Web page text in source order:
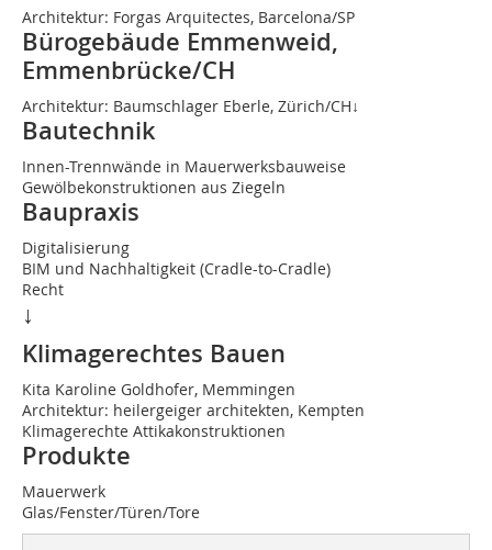
Architektur: Forgas Arquitectes, Barcelona/SP
Bürogebäude Emmenweid,
Emmenbrücke/CH
Architektur: Baumschlager Eberle, Zürich/CH↓
Bautechnik
Innen-Trennwände in Mauerwerksbauweise
Gewölbekonstruktio­nen aus Ziegeln
Baupraxis
Digitalisierung
BIM und Nachhaltigkeit (Cradle-to-Cradle)
Recht
↓
Klimagerechtes Bauen
Kita Karoline Goldhofer, Memmingen
Architektur: heilergeiger architekten, Kempten
Klimagerechte Attikakonstruktionen
Produkte
Mauerwerk
Glas/Fenster/Türen/Tore